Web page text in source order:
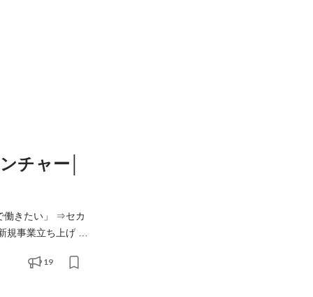
チャー│
い」 ⇒セカ
横でサポートする
19